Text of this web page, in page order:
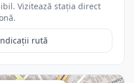
Vizitează stația direct
rută